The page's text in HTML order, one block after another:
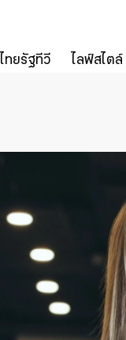
ไทยรัฐทีวี ไลฟ์สไตล์